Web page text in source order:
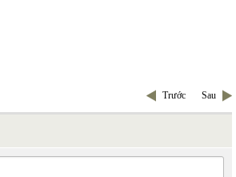
Trước Sau